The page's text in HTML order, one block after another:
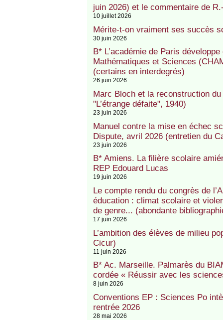
juin 2026) et le commentaire de
10 juillet 2026
Mérite-t-on vraiment ses succès
30 juin 2026
B* L’académie de Paris
Mathématiques et Sciences
(certains en interdegrés)
26 juin 2026
Marc Bloch et la reconstruction
"L’étrange défaite", 1940)
23 juin 2026
Manuel contre la mise en échec
Dispute, avril 2026 (entretien du
23 juin 2026
B* Amiens. La filière scolaire
REP Edouard Lucas
19 juin 2026
Le compte rendu du congrès de
éducation : climat scolaire et
de genre... (abondante
17 juin 2026
L’ambition des élèves de milieu
Cicur)
11 juin 2026
B* Ac. Marseille. Palmarès du
cordée « Réussir avec les
8 juin 2026
Conventions EP : Sciences Po
rentrée 2026
28 mai 2026